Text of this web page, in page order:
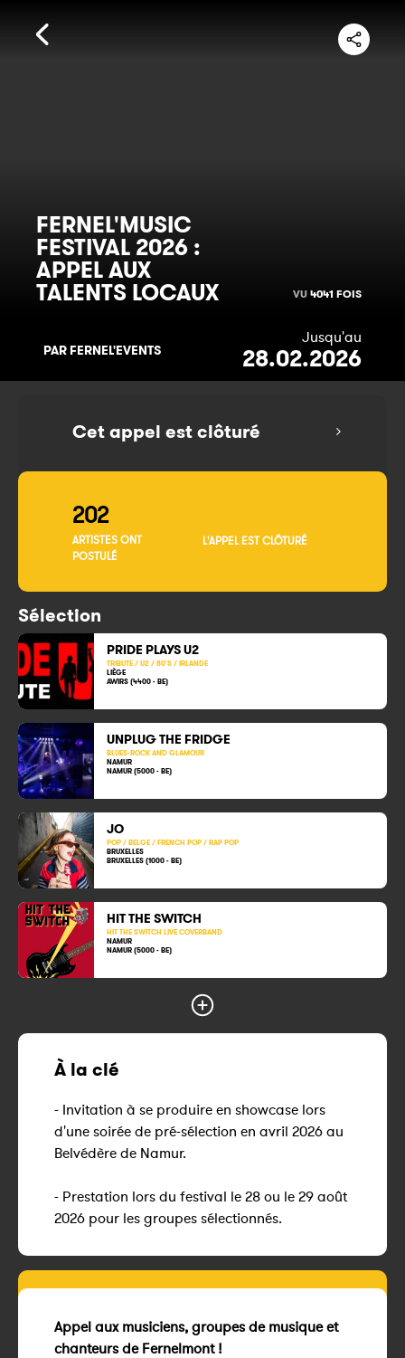
FERNEL'MUSIC
FESTIVAL 2026 :
APPEL AUX
TALENTS LOCAUX VU 4041 FOIS
PAR FERNEL'EVENTS
Jusqu'au
28.02.2026
Cet appel est clôturé
202
ARTISTES ONT
POSTULÉ
L'APPEL EST CLÔTURÉ
Sélection
PRIDE PLAYS U2
TRIBUTE / U2 / 80'S / IRLANDE
LIÈGE
AWIRS (4400 - BE)
UNPLUG THE FRIDGE
BLUES-ROCK AND GLAMOUR
NAMUR
NAMUR (5000 - BE)
JO
POP / BELGE / FRENCH POP / RAP POP
BRUXELLES
BRUXELLES (1000 - BE)
HIT THE SWITCH
HIT THE SWITCH LIVE COVERBAND
NAMUR
NAMUR (5000 - BE)
À la clé
- Invitation à se produire en showcase lors
d'une soirée de pré-sélection en avril 2026 au
Belvédère de Namur.
- Prestation lors du festival le 28 ou le 29 août
2026 pour les groupes sélectionnés.
Appel aux musiciens, groupes de musique et
chanteurs de Fernelmont !